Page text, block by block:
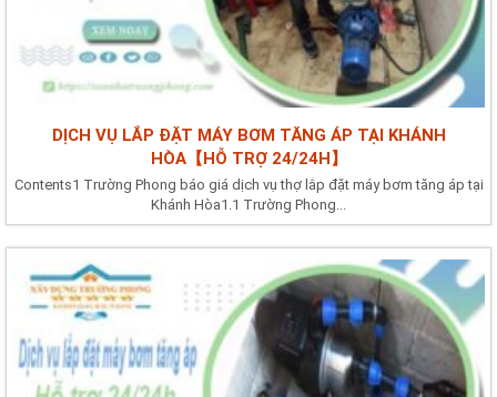
DỊCH VỤ LẮP ĐẶT MÁY BƠM TĂNG ÁP TẠI KHÁNH
HÒA【HỖ TRỢ 24/24H】
Contents1 Trường Phong báo giá dịch vụ thợ lắp đặt máy bơm tăng áp tại
Khánh Hòa1.1 Trường Phong...